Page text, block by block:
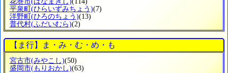
平泉町(ひらいずみちょう)(7)
洋野町(ひろのちょう)(13)
普代村(ふだいむら)(2)
【ま行】ま・み・む・め・も
宮古市(みやこし)(50)
盛岡市(もりおかし)(63)